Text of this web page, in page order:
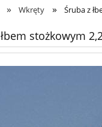
» Wkręty » Śruba z
stożkowym